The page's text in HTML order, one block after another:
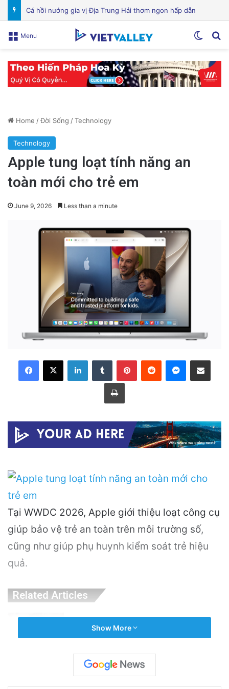
Menu
Home /Đời Sống /Technology
Technology
Apple tung loạt tính năng an
toàn mới cho trẻ em
June 9, 2026 Less than a minute
LinkedInTumblr PinterestReddit Messenger
Share via Email
Print
Tại WWDC 2026, Apple giới thiệu loạt công cụ
giúp bảo vệ trẻ an toàn trên môi trường số,
cũng như giúp phụ huynh kiểm soát trẻ hiệu
quả.
Related Articles
Phóng: Hé Lộ Từ Blue Origin
19 hours ago
PGS.TS Hà Đình Đức: Di sản và Hành trình
Show More